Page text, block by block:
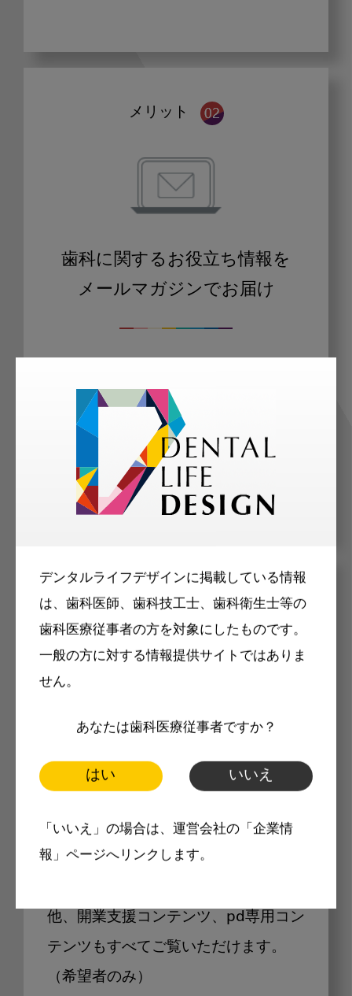
デンタルライフデザインに掲載している情報
は、歯科医師、歯科技工士、歯科衛生士等の
歯科医療従事者の方を対象にしたものです。
一般の方に対する情報提供サイトではありま
せん。
あなたは歯科医療従事者ですか？
はい いいえ
「いいえ」の場合は、運営会社の「企業情
報」ページへリンクします。
メリット
歯科に関するお役立ち情報を
メールマガジンでお届け
科衛生士、歯科技工士）に合わせた内
容のメールマガジンをお届けします。
メリット
製品価格も閲覧可能
Internet DOに掲載されている製品の
他、開業支援コンテンツ、pd専用コン
テンツもすべてご覧いただけます。
（希望者のみ）